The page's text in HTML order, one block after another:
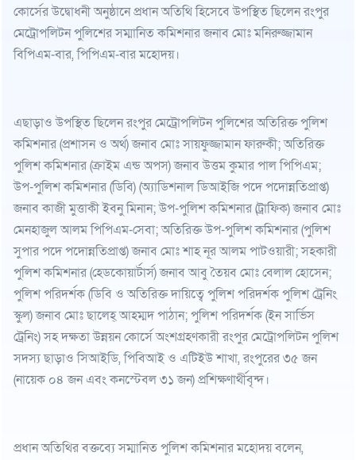
কোর্সের উদ্বোধনী অনুষ্ঠানে প্রধান অতিথি হিসেবে উপস্থিত ছিলেন রংপুর
মেট্রোপলিটন পুলিশের সম্মানিত কমিশনার জনাব মোঃ মনিরুজ্জামান
বিপিএম-বার, পিপিএম-বার মহোদয়।
এছাড়াও উপস্থিত ছিলেন রংপুর মেট্রোপলিটন পুলিশের অতিরিক্ত পুলিশ
কমিশনার (প্রশাসন ও অর্থ) জনাব মোঃ সায়ফুজ্জামান ফারুকী; অতিরিক্ত
পুলিশ কমিশনার (ক্রাইম এন্ড অপস) জনাব উত্তম কুমার পাল পিপিএম;
উপ-পুলিশ কমিশনার (ডিবি) (অ্যাডিশনাল ডিআইজি পদে পদোন্নতিপ্রাপ্ত)
জনাব কাজী মুত্তাকী ইবনু মিনান; উপ-পুলিশ কমিশনার (ট্রাফিক) জনাব মোঃ
মেনহাজুল আলম পিপিএম-সেবা; অতিরিক্ত উপ-পুলিশ কমিশনার (পুলিশ
সুপার পদে পদোন্নতিপ্রাপ্ত) জনাব মোঃ শাহ নূর আলম পাটওয়ারী; সহকারী
পুলিশ কমিশনার (হেডকোয়ার্টার্স) জনাব আবু তৈয়ব মোঃ বেলাল হোসেন;
পুলিশ পরিদর্শক (ডিবি ও অতিরিক্ত দায়িত্বে পুলিশ পরিদর্শক পুলিশ ট্রেনিং
স্কুল) জনাব মোঃ ছালেহ্ আহম্মদ পাঠান; পুলিশ পরিদর্শক (ইন সার্ভিস
ট্রেনিং) সহ দক্ষতা উন্নয়ন কোর্সে অংশগ্রহণকারী রংপুর মেট্রোপলিটন পুলিশ
সদস্য ছাড়াও সিআইডি, পিবিআই ও এটিইউ শাখা, রংপুরের ৩৫ জন
(নায়েক ০৪ জন এবং কনস্টেবল ৩১ জন) প্রশিক্ষণার্থীবৃন্দ।
প্রধান অতিথির বক্তব্যে সম্মানিত পুলিশ কমিশনার মহোদয় বলেন,